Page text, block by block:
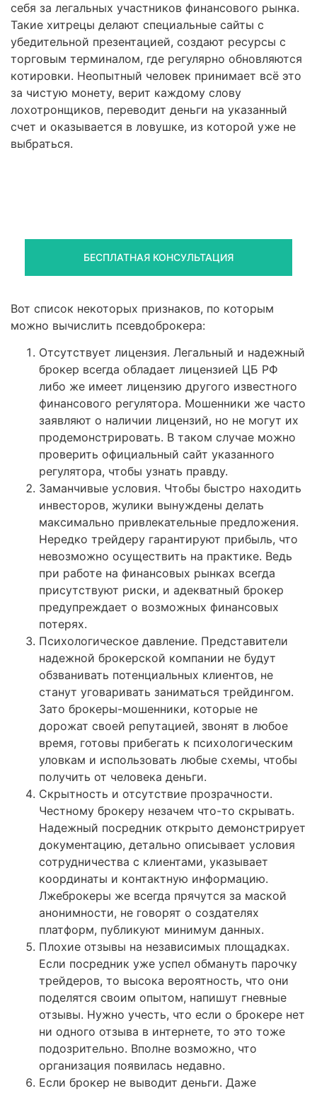
себя за легальных участников финансового рынка.
Такие хитрецы делают специальные сайты с
убедительной презентацией, создают ресурсы с
торговым терминалом, где регулярно обновляются
котировки. Неопытный человек принимает всё это
за чистую монету, верит каждому слову
лохотронщиков, переводит деньги на указанный
счет и оказывается в ловушке, из которой уже не
выбраться.
БЕСПЛАТНАЯ КОНСУЛЬТАЦИЯ
Вот список некоторых признаков, по которым
можно вычислить псевдоброкера:
Отсутствует лицензия. Легальный и надежный
брокер всегда обладает лицензией ЦБ РФ
либо же имеет лицензию другого известного
финансового регулятора. Мошенники же часто
заявляют о наличии лицензий, но не могут их
продемонстрировать. В таком случае можно
проверить официальный сайт указанного
регулятора, чтобы узнать правду.
Заманчивые условия. Чтобы быстро находить
инвесторов, жулики вынуждены делать
максимально привлекательные предложения.
Нередко трейдеру гарантируют прибыль, что
невозможно осуществить на практике. Ведь
при работе на финансовых рынках всегда
присутствуют риски, и адекватный брокер
предупреждает о возможных финансовых
потерях.
Психологическое давление. Представители
надежной брокерской компании не будут
обзванивать потенциальных клиентов, не
станут уговаривать заниматься трейдингом.
Зато брокеры-мошенники, которые не
дорожат своей репутацией, звонят в любое
время, готовы прибегать к психологическим
уловкам и использовать любые схемы, чтобы
получить от человека деньги.
Скрытность и отсутствие прозрачности.
Честному брокеру незачем что-то скрывать.
Надежный посредник открыто демонстрирует
документацию, детально описывает условия
сотрудничества с клиентами, указывает
координаты и контактную информацию.
Лжеброкеры же всегда прячутся за маской
анонимности, не говорят о создателях
платформ, публикуют минимум данных.
Плохие отзывы на независимых площадках.
Если посредник уже успел обмануть парочку
трейдеров, то высока вероятность, что они
поделятся своим опытом, напишут гневные
отзывы. Нужно учесть, что если о брокере нет
ни одного отзыва в интернете, то это тоже
подозрительно. Вполне возможно, что
организация появилась недавно.
Если брокер не выводит деньги. Даже